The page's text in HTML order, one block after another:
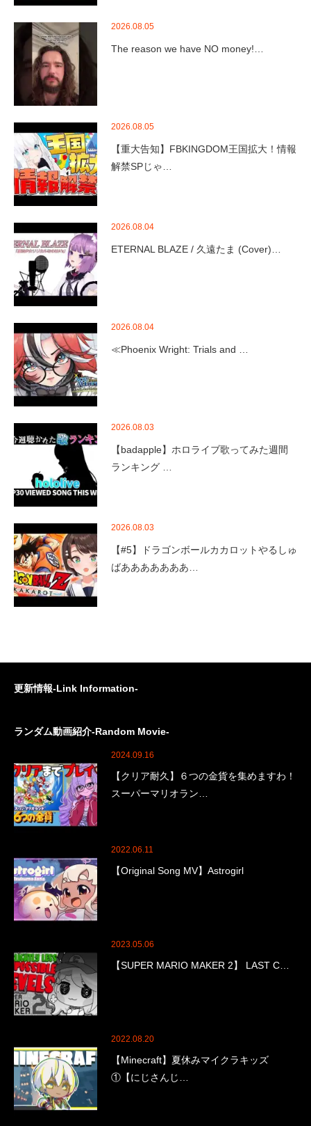
2026.08.05
The reason we have NO money!…
2026.08.05
【重大告知】FBKINGDOM王国拡大！情報
解禁SPじゃ…
2026.08.04
ETERNAL BLAZE / 久遠たま (Cover)…
2026.08.04
≪Phoenix Wright: Trials and …
2026.08.03
【badapple】ホロライブ歌ってみた週間
ランキング …
2026.08.03
【#5】ドラゴンボールカカロットやるしゅ
ばあああああああ…
更新情報-Link Information-
ランダム動画紹介-Random Movie-
2024.09.16
【クリア耐久】６つの金貨を集めますわ！
スーパーマリオラン…
2022.06.11
【Original Song MV】Astrogirl
2023.05.06
【SUPER MARIO MAKER 2】 LAST C…
2022.08.20
【Minecraft】夏休みマイクラキッズ
①【にじさんじ…